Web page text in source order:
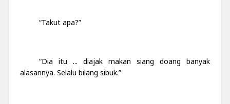
“Takut apa?”
“Dia itu ... diajak makan siang doang banyak
alasannya. Selalu bilang sibuk.”